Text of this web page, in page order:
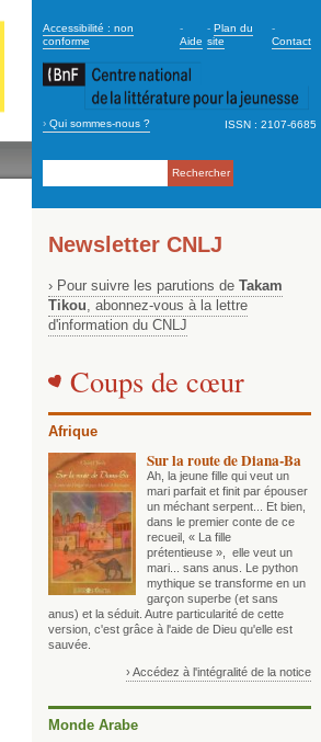
secondary_2
Accessibilité : non
conforme
-
Aide
-Plan du
site
-
Contact
Navigation
› Qui sommes-nous ? ISSN : 2107-6685
Newsletter CNLJ
› Pour suivre les parutions de Takam
Tikou, abonnez-vous à la lettre
d'information du CNLJ
Coups de cœur
Afrique
Sur la route de Diana-Ba
Ah, la jeune fille qui veut un
mari parfait et finit par épouser
un méchant serpent... Et bien,
dans le premier conte de ce
recueil, « La fille
prétentieuse », elle veut un
mari... sans anus. Le python
mythique se transforme en un
garçon superbe (et sans
anus) et la séduit. Autre particularité de cette
version, c'est grâce à l'aide de Dieu qu'elle est
sauvée.
› Accédez à l'intégralité de la notice
Monde Arabe